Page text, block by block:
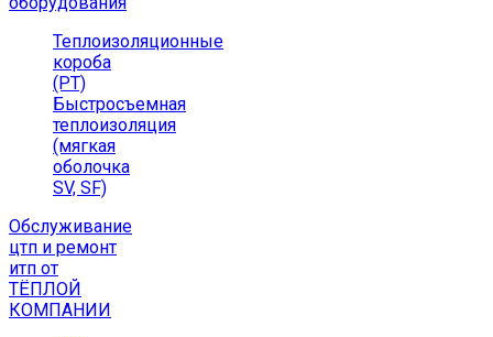
Теплоизоляционные
короба
(РТ)
Быстросъемная
теплоизоляция
(мягкая
оболочка
SV, SF)
Обслуживание
цтп и ремонт
итп от
ТЁПЛОЙ
КОМПАНИИ